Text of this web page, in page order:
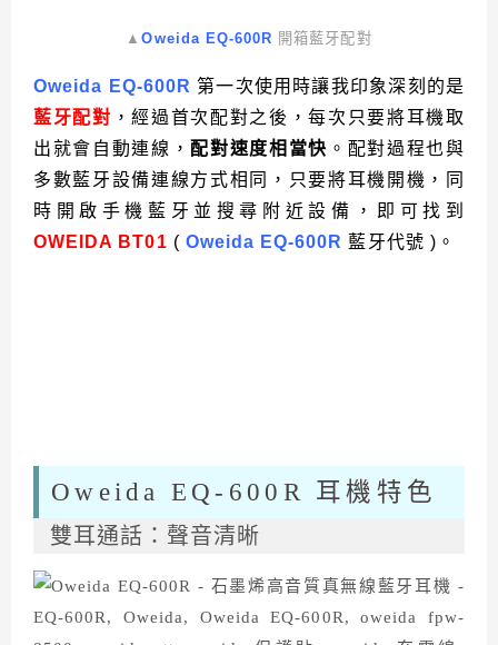
▲Oweida EQ-600R 開箱藍牙配對
Oweida EQ-600R 第一次使用時讓我印象深刻的是
藍牙配對 ，經過首次配對之後，每次只要將耳機取
出就會自動連線， 配對速度相當快 。配對過程也與
多數藍牙設備連線方式相同，只要將耳機開機，同
時開啟手機藍牙並搜尋附近設備，即可找到
OWEIDA BT01 ( Oweida EQ-600R 藍牙代號 )。
Oweida EQ-600R 耳機特色
雙耳通話：聲音清晰